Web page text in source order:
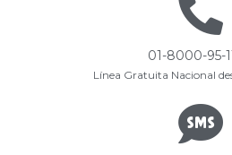
01-8000-95-
Línea Gratuita Nacional